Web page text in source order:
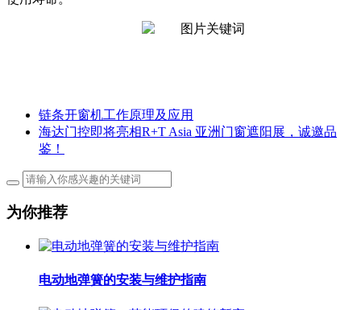
链条开窗机工作原理及应用
海达门控即将亮相R+T Asia 亚洲门窗遮阳展，诚邀品
鉴！
为你推荐
电动地弹簧的安装与维护指南